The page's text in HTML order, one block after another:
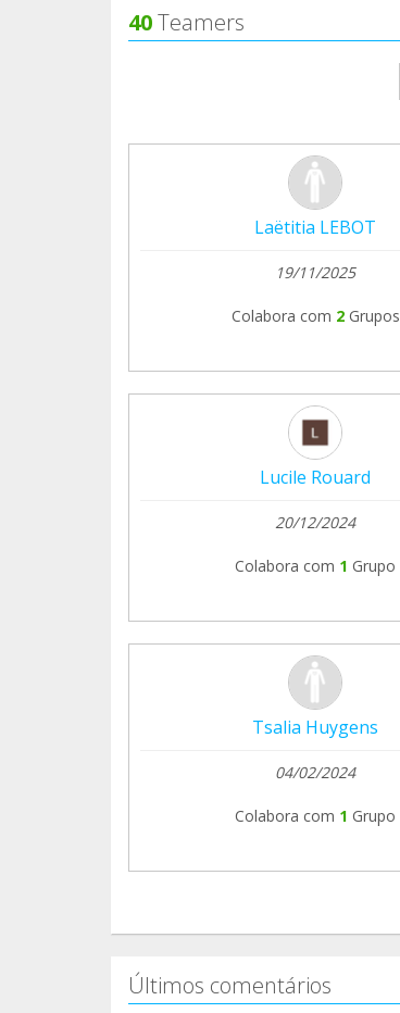
40Teamers
Laëtitia LEBOT
19/11/2025
Colabora com 2 Grupos
Lucile Rouard
20/12/2024
Colabora com 1 Grupo
Tsalia Huygens
04/02/2024
Colabora com 1 Grupo
Últimos comentários